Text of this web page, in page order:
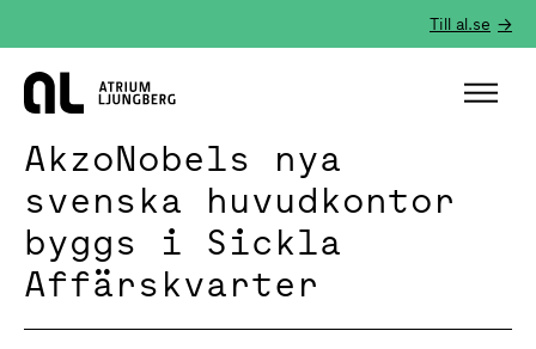
Till al.se
Hem
AkzoNobels nya
svenska huvudkontor
byggs i Sickla
Affärskvarter